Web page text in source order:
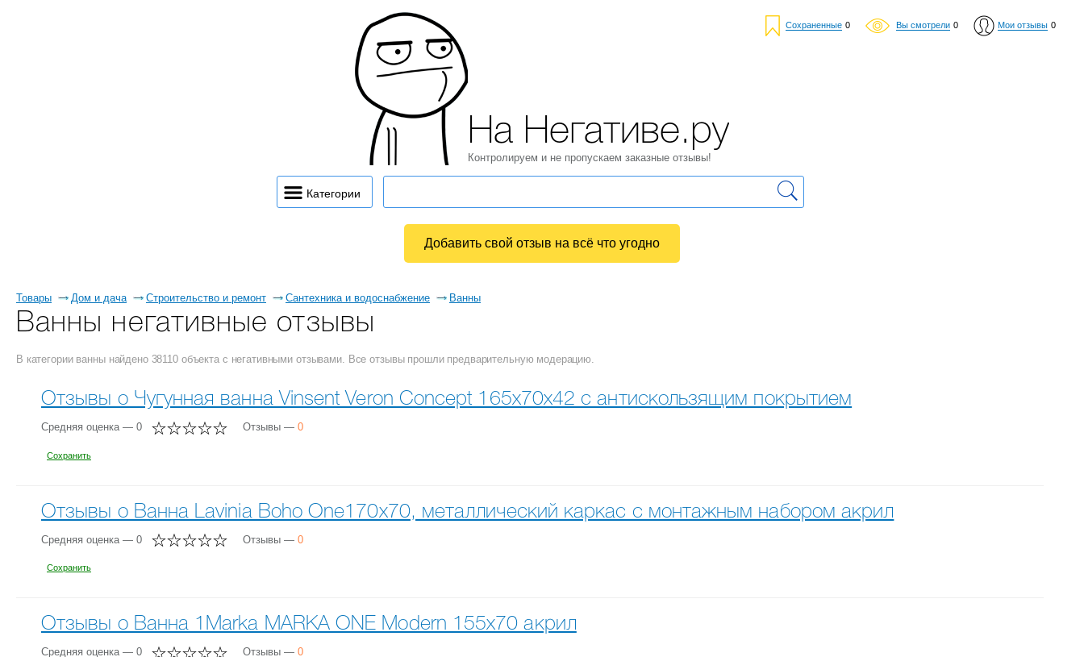
Сохраненные 0 Вы смотрели 0 Мои отзывы 0
Товары Дом и дача Строительство и ремонт Сантехника и водоснабжение Ванны
Ванны негативные отзывы
В категории ванны найдено 38110 объекта с негативными отзывами. Все отзывы прошли предварительную модерацию.
Отзывы о Чугунная ванна Vinsent Veron Concept 165x70x42 с антискользящим покрытием
Средняя оценка — 0 Отзывы — 0
Сохранить
Отзывы о Ванна Lavinia Boho One170x70, металлический каркас с монтажным набором акрил
Средняя оценка — 0 Отзывы — 0
Сохранить
Отзывы о Ванна 1Marka MARKA ONE Modern 155x70 акрил
Средняя оценка — 0 Отзывы — 0
На Негативе.ру
Контролируем и не пропускаем заказные отзывы!
Категории
Добавить свой отзыв на всё что угодно